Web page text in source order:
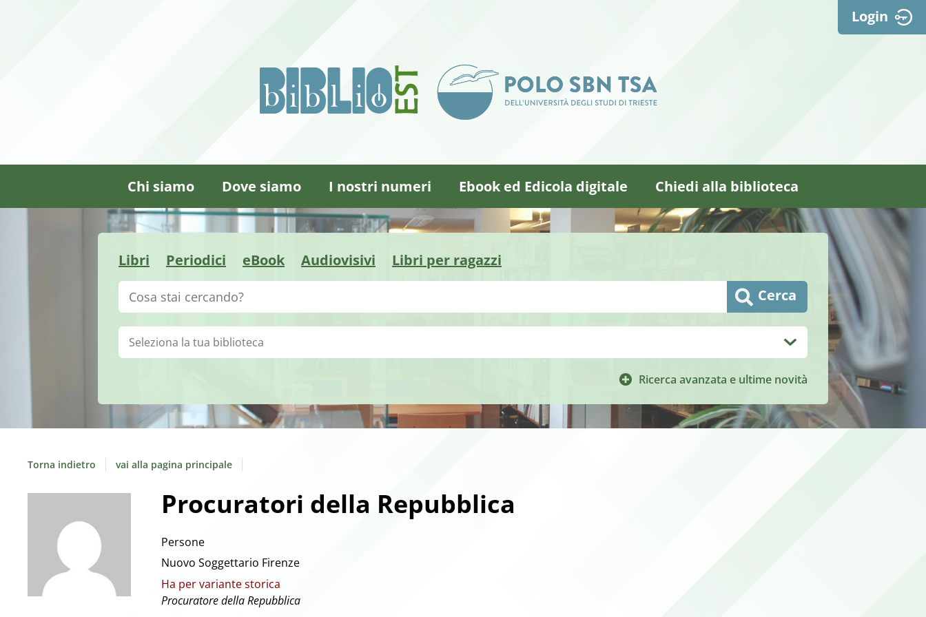
Login
Chi siamo Dove siamo I nostri numeri Ebook ed Edicola digitale Chiedi alla biblioteca
Libri Periodici eBook Audiovisivi Libri per ragazzi
Cerca su "Catalogo" Cerca
Ricerca avanzata e ultime novità
Biblioteca:
Torna indietro vai alla pagina principale
Procuratori della Repubblica
Persone
Nuovo Soggettario Firenze
Ha per variante storica
Procuratore della Repubblica